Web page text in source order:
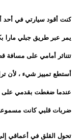
كنت أقود سيارتي في أحد
يمر عبر طريق جبلي مارا
تتناثر أمامي على مسافة
أستطع تمييز شيء ، لأن
عندما ضغطت بقدمي على
ضربات قلبي كانت
تحول القلق في أعماقي